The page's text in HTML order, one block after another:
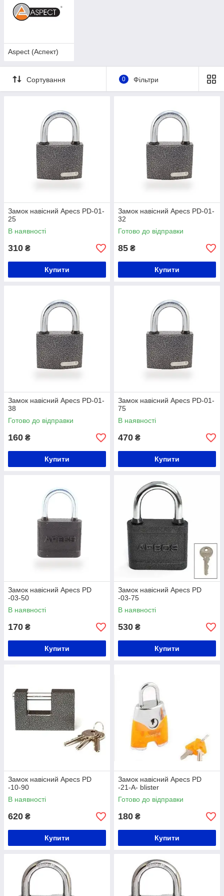
Aspect (Аспект)
Сортування 0 Фільтри
Замок навісний Apecs PD-01-
25
В наявності
310 ₴
Купити
Замок навісний Apecs PD-01-
32
Готово до відправки
85 ₴
Купити
Замок навісний Apecs PD-01-
38
Готово до відправки
160 ₴
Купити
Замок навісний Apecs PD-01-
75
В наявності
470 ₴
Купити
Замок навісний Apecs PD
-03-50
В наявності
170 ₴
Купити
Замок навісний Apecs PD
-03-75
В наявності
530 ₴
Купити
Замок навісний Apecs PD
-10-90
В наявності
620 ₴
Купити
Замок навісний Apecs PD
-21-А- blister
Готово до відправки
180 ₴
Купити